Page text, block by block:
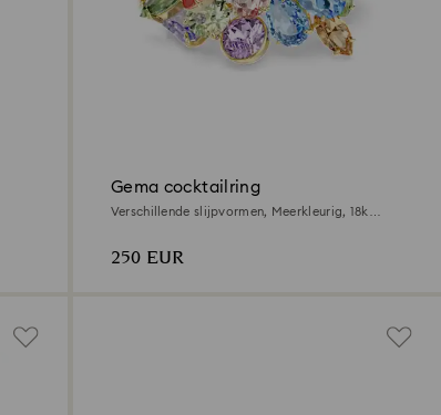
Gema cocktailring
Verschillende slijpvormen, Meerkleurig, ‎18k
250 EUR